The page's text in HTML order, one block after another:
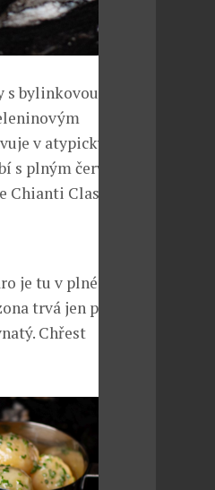
s bylinkovou
v atypických
s plným červeným
Chianti Classico,
je tu v plné síle.
trvá jen pár
Chřest